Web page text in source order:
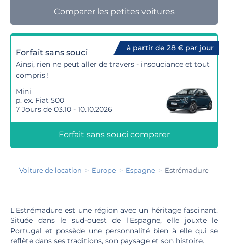
Comparer les petites voitures
à partir de 28 € par jour
Forfait sans souci
Ainsi, rien ne peut aller de travers - insouciance et tout
compris !
Mini
p. ex. Fiat 500
7 Jours de 03.10 - 10.10.2026
Forfait sans souci comparer
Voiture de location Europe Espagne Estrémadure
L'Estrémadure est une région avec un héritage fascinant.
Située dans le sud-ouest de l'Espagne, elle jouxte le
Portugal et possède une personnalité bien à elle qui se
reflète dans ses traditions, son paysage et son histoire.